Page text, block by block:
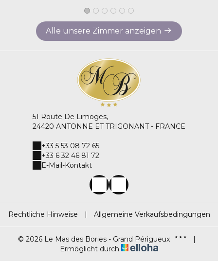
Alle unsere Zimmer anzeigen
51 Route De Limoges,
24420 ANTONNE ET TRIGONANT - FRANCE
+33 5 53 08 72 65
+33 6 32 46 81 72
E-Mail-Kontakt
Rechtliche Hinweise | Allgemeine Verkaufsbedingungen
© 2026 Le Mas des Bories - Grand Périgueux
|
Ermöglicht durch